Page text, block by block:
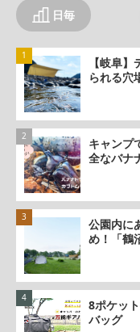
日毎
【岐阜
られる穴
キャンプ
全なバナ
公園内に
め！「鶴
8ポケッ
バッグ